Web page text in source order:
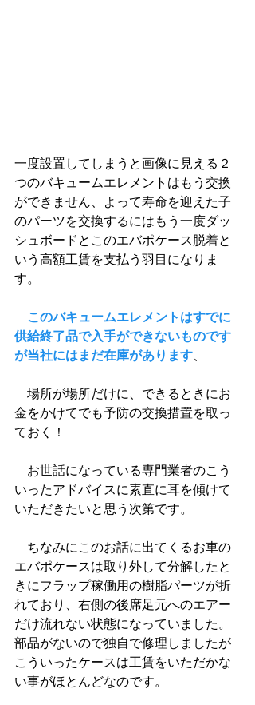
一度設置してしまうと画像に見える２
つのバキュームエレメントはもう交換
ができません、よって寿命を迎えた子
のパーツを交換するにはもう一度ダッ
シュボードとこのエバポケース脱着と
いう高額工賃を支払う羽目になりま
す。
このバキュームエレメントはすでに
供給終了品で入手ができないものです
が当社にはまだ在庫があります、
場所が場所だけに、できるときにお
金をかけてでも予防の交換措置を取っ
ておく！
お世話になっている専門業者のこう
いったアドバイスに素直に耳を傾けて
いただきたいと思う次第です。
ちなみにこのお話に出てくるお車の
エバポケースは取り外して分解したと
きにフラップ稼働用の樹脂パーツが折
れており、右側の後席足元へのエアー
だけ流れない状態になっていました。
部品がないので独自で修理しましたが
こういったケースは工賃をいただかな
い事がほとんどなのです。